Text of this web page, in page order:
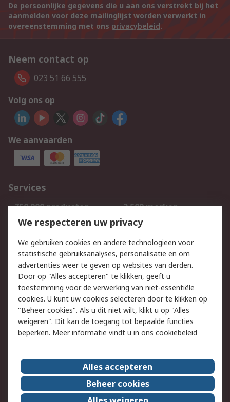
De persoonlijke gegevens die u aan ons verstrekt bij het
aanmelden voor deze mailinglijst worden verwerkt in
overeenstemming met ons privacybeleid.
Neem contact op
023 51 66 555
Volg ons op
We aanvaarden
Services
750.000 producten
2.500 merken
Bestellen
Inkoopoplossingen
Track & Trace
Wettelijk
Cookiebeleid
Email veiligheid
Privacybeleid
Websitevoorwaarden
Algemene
verkoopvoorwaarden
Over RS
RS Group
Over ons
RS wereldwijd
Werken bij RS
We respecteren uw privacy
We gebruiken cookies en andere technologieën voor
statistische gebruiksanalyses, personalisatie en om
advertenties weer te geven op websites van derden.
Door op "Alles accepteren" te klikken, geeft u
toestemming voor de verwerking van niet-essentiële
cookies. U kunt uw cookies selecteren door te klikken op
"Beheer cookies". Als u dit niet wilt, klikt u op "Alles
weigeren". Dit kan de toegang tot bepaalde functies
beperken. Meer informatie vindt u in ons cookiebeleid
Alles accepteren
Beheer cookies